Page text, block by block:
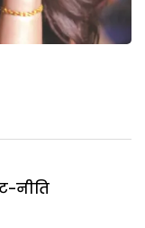
नीति